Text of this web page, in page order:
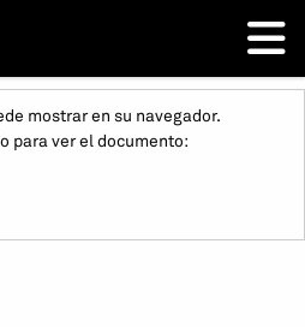
mostrar en su navegador.
para ver el documento: